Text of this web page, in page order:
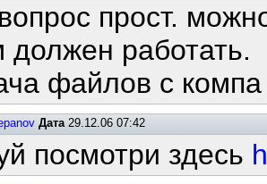
прост.
работать.
файлов с
Дата29.12.06 07:42
посмотри здесь